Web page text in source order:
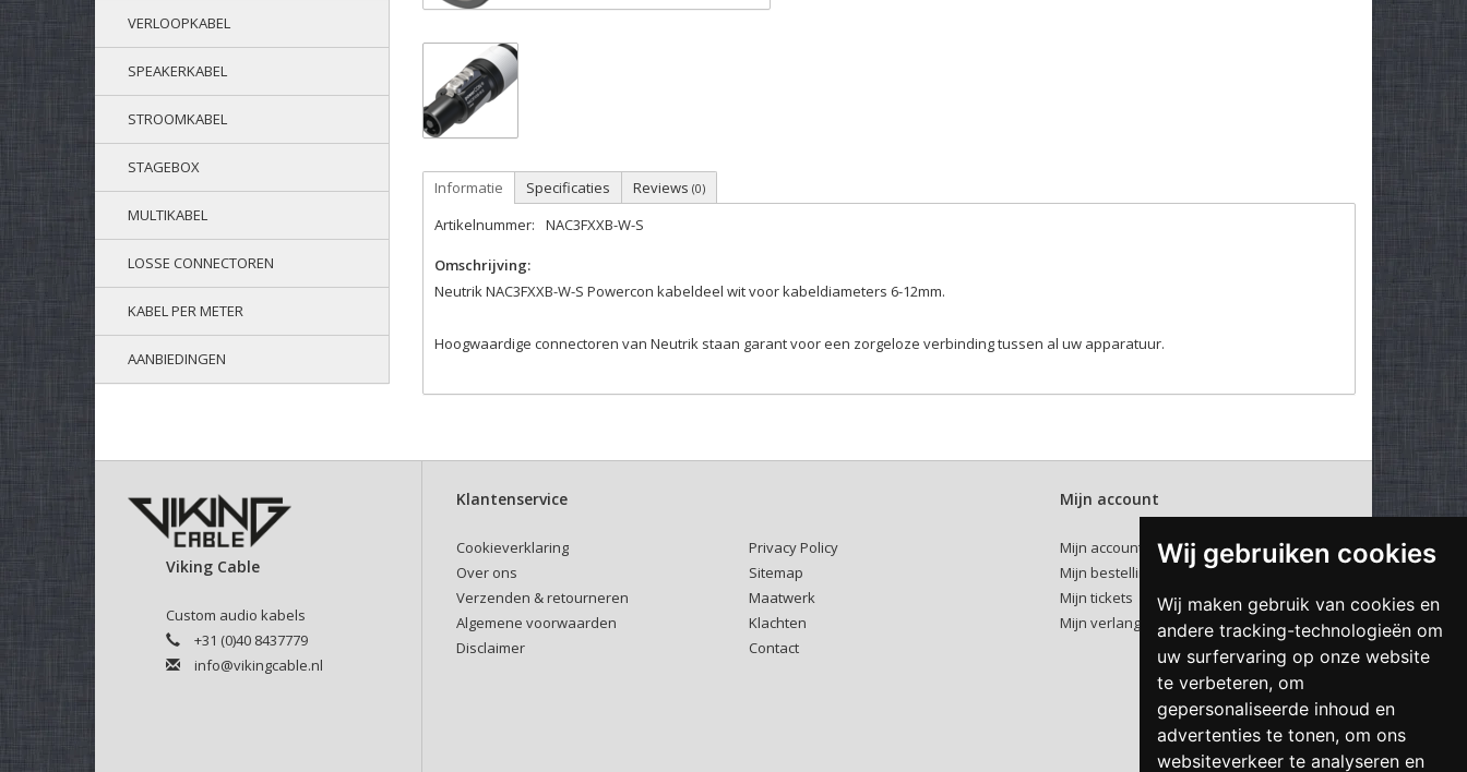
Wij gebruiken cookies
Wij maken gebruik van cookies en
andere tracking-technologieën om
uw surfervaring op onze website
te verbeteren, om
gepersonaliseerde inhoud en
advertenties te tonen, om ons
websiteverkeer te analyseren en
VERLOOPKABEL
SPEAKERKABEL
STROOMKABEL
STAGEBOX
MULTIKABEL
LOSSE CONNECTOREN
KABEL PER METER
AANBIEDINGEN
Informatie Specificaties Reviews (0)
Artikelnummer: NAC3FXXB-W-S
Omschrijving:
Neutrik NAC3FXXB-W-S Powercon kabeldeel wit voor kabeldiameters 6-12mm.
Hoogwaardige connectoren van Neutrik staan garant voor een zorgeloze verbinding tussen al uw apparatuur.
Viking Cable
Custom audio kabels
+31 (0)40 8437779
info@vikingcable.nl
Klantenservice
Cookieverklaring
Over ons
Verzenden & retourneren
Algemene voorwaarden
Disclaimer
Privacy Policy
Sitemap
Maatwerk
Klachten
Contact
Mijn account
Mijn account
Mijn bestellingen
Mijn tickets
Mijn verlanglijst